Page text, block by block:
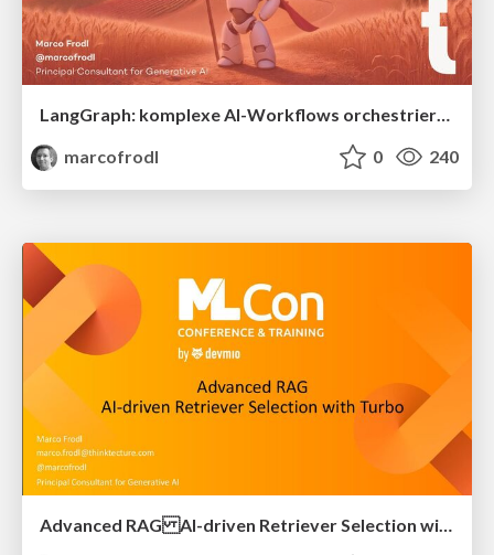
marcofrodl
0 240
Advanced RAG AI-driven Retriever Selection with Turbo